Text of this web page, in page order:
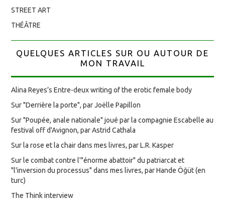
STREET ART
THÉÂTRE
QUELQUES ARTICLES SUR OU AUTOUR DE
MON TRAVAIL
Alina Reyes’s Entre-deux writing of the erotic female body
Sur "Derrière la porte", par Joëlle Papillon
Sur "Poupée, anale nationale" joué par la compagnie Escabelle au
festival off d'Avignon, par Astrid Cathala
Sur la rose et la chair dans mes livres, par L.R. Kasper
Sur le combat contre l'"énorme abattoir" du patriarcat et
"l'inversion du processus" dans mes livres, par Hande Öğüt (en
turc)
The Think interview